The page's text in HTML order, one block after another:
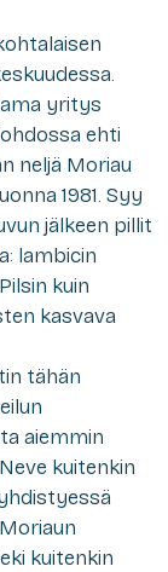
yritys
ehti
neljä Moriau
1981. Syy
jälkeen pillit
lambicin
kuin
kasvava
tähän
aiemmin
kuitenkin
kuitenkin